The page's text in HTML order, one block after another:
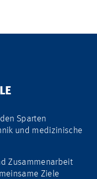
Sparten
und medizinische
Zusammenarbeit
Ziele